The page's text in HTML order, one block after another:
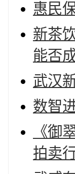
惠民
新茶
能否
武汉
数智
《御
拍卖